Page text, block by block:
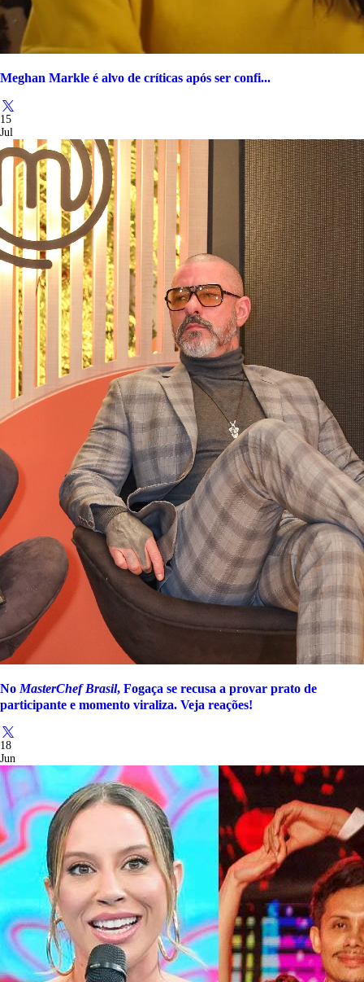
Meghan Markle é alvo de críticas após ser confi...
15
Jul
NoMasterChef Brasil, Fogaça se recusa a provar prato de
participante e momento viraliza. Veja reações!
18
Jun